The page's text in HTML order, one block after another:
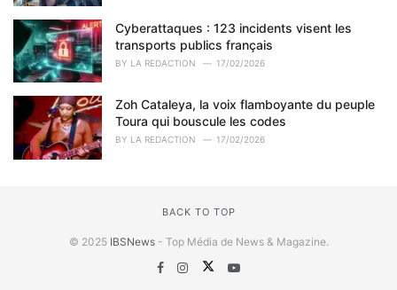
Cyberattaques : 123 incidents visent les
transports publics français
BY LA REDACTION 17/02/2026
Zoh Cataleya, la voix flamboyante du peuple
Toura qui bouscule les codes
BY LA REDACTION 17/02/2026
BACK TO TOP
© 2025 IBSNews- Top Média de News & Magazine.